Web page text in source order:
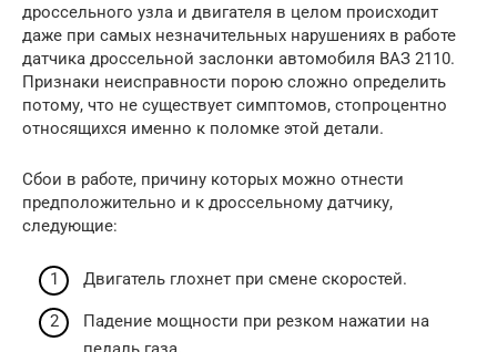
дроссельного узла и двигателя в целом происходит
даже при самых незначительных нарушениях в работе
датчика дроссельной заслонки автомобиля ВАЗ 2110.
Признаки неисправности порою сложно определить
потому, что не существует симптомов, стопроцентно
относящихся именно к поломке этой детали.
Сбои в работе, причину которых можно отнести
предположительно и к дроссельному датчику,
следующие:
Двигатель глохнет при смене скоростей.
Падение мощности при резком нажатии на